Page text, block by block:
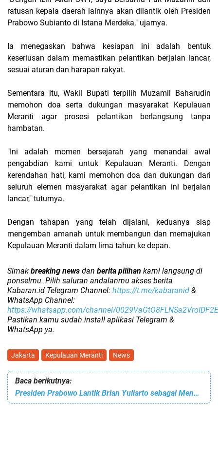
ratusan kepala daerah lainnya akan dilantik oleh Presiden
Prabowo Subianto di Istana Merdeka," ujarnya.
Ia menegaskan bahwa kesiapan ini adalah bentuk
keseriusan dalam memastikan pelantikan berjalan lancar,
sesuai aturan dan harapan rakyat.
Sementara itu, Wakil Bupati terpilih Muzamil Baharudin
memohon doa serta dukungan masyarakat Kepulauan
Meranti agar prosesi pelantikan berlangsung tanpa
hambatan.
"Ini adalah momen bersejarah yang menandai awal
pengabdian kami untuk Kepulauan Meranti. Dengan
kerendahan hati, kami memohon doa dan dukungan dari
seluruh elemen masyarakat agar pelantikan ini berjalan
lancar," tuturnya.
Dengan tahapan yang telah dijalani, keduanya siap
mengemban amanah untuk membangun dan memajukan
Kepulauan Meranti dalam lima tahun ke depan.
Simak breaking news dan berita pilihan kami langsung di
ponselmu. Pilih saluran andalanmu akses berita
Kabaran.id Telegram Channel: https://t.me/kabaranid &
WhatsApp Channel:
https://whatsapp.com/channel/0029VaGtO8FLNSa2VroIDF2E
Pastikan kamu sudah install aplikasi Telegram &
WhatsApp ya.
Jakarta Kepulauan Meranti News
Baca berikutnya:
Presiden Prabowo Lantik Brian Yuliarto sebagai Mendikti Saintek